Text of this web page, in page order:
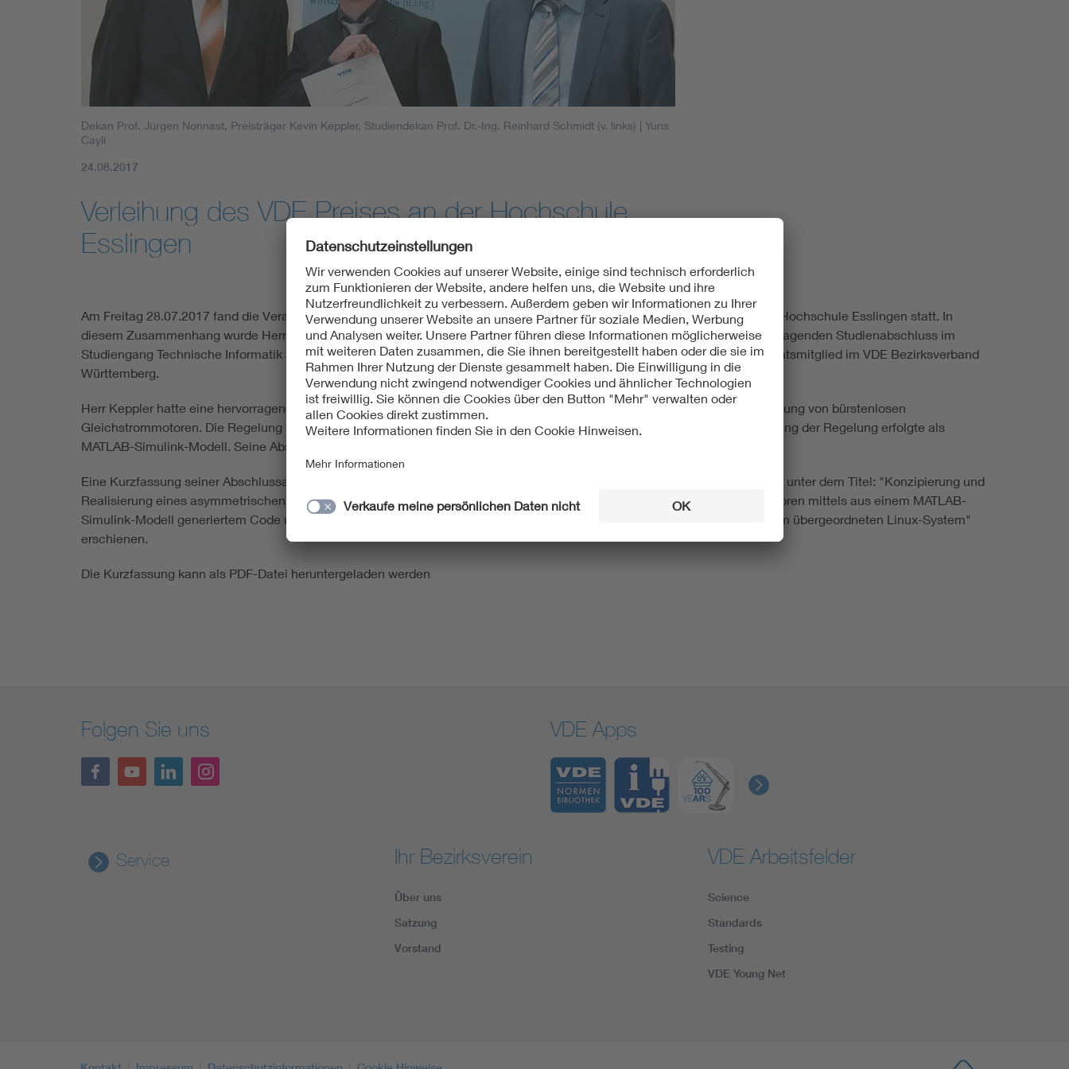
Energy storage
Functional safety
Dekan Prof. Jürgen Nonnast, Preisträger Kevin Keppler, Studiendekan Prof. Dr.-Ing. Reinhard Schmidt (v. links) | Yuns
Cayli
24.08.2017
Verleihung des VDE Preises an der Hochschule
Esslingen
Am Freitag 28.07.2017 fand die Verabschiedung der Absolventinnen und Absolventen der Fakultät Informationstechnik der Hochschule Esslingen statt. In
diesem Zusammenhang wurde Herr Kevin Keppler mit dem Preis des VDE Bezirksverbandes Württemberg für einen hervorragenden Studienabschluss im
Studiengang Technische Informatik ausgezeichnet. Überreicht wurde die Urkunde von Prof. Dr.-Ing. Reinhard Schmidt, Beiratsmitglied im VDE Bezirksverband
Württemberg.
Herr Keppler hatte eine hervorragende Bachelor Thesis angefertigt. In seiner Abschlussarbeit befasste er sich mit der Regelung von bürstenlosen
Gleichstrommotoren. Die Regelung wurde in einem Multiprozessorsystem implementiert. Die Dimensionierung und Auslegung der Regelung erfolgte als
MATLAB-Simulink-Modell. Seine Abschlussarbeit hat er bei der Firma ebm-papst GmbH & Co. KG, Mulfingen, durchgeführt.
Eine Kurzfassung seiner Abschlussarbeit ist in der Zeitschriftenreihe IT-Innovationen ( Band 19, Juni 2019, ISSN 1869-6457) unter dem Titel: "Konzipierung und
Realisierung eines asymmetrischen Multiprozessorsystems zur Erprobung der Regelung von bürstenlosen Gleichstrommotoren mittels aus einem MATLAB-
Simulink-Modell generiertem Code unter Verwendung des Echtzeitbetriebssystems FreeRTOS und Datenaustausch mit dem übergeordneten Linux-System"
erschienen.
Die Kurzfassung kann als PDF-Datei heruntergeladen werden
Folgen Sie uns VDE Apps
Service Ihr Bezirksverein
Über uns
Satzung
Vorstand
VDE Arbeitsfelder
Science
Standards
Testing
VDE Young Net